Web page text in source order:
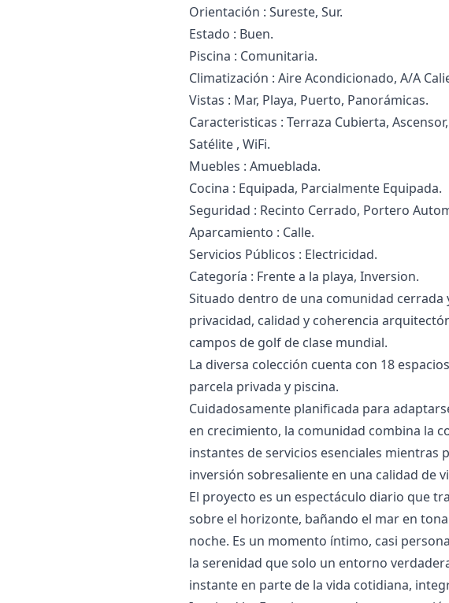
Orientación : Sureste, Sur.
Estado : Buen.
Piscina : Comunitaria.
Climatización : Aire Acondicionado, A/A
Vistas : Mar, Playa, Puerto, Panorámicas.
Caracteristicas : Terraza Cubierta,
‌Satélite , WiFi.
Muebles : Amueblada.
Cocina ‌: ‌Equipada, ‌Parcialmente Equipada.
Seguridad : ‌Recinto ‌Cerrado, ‌Portero
Aparcamiento : ‌Calle.
Servicios Públicos : ‌Electricidad.
Categoría ‌: ‌Frente ‌a ‌la ‌playa, ‌Inversion.
Situado dentro de una comunidad
privacidad, calidad y coherencia
campos de golf de clase mundial.
La diversa colección cuenta con 18
parcela privada y piscina.
Cuidadosamente planificada para
en crecimiento, la comunidad combina la
instantes de servicios ‌esenciales
inversión sobresaliente ‌en ‌una ‌calidad ‌de
El proyecto es un espectáculo diario que
sobre el horizonte, bañando el mar en
noche. Es un momento íntimo, casi
la serenidad que solo un entorno
instante en parte de la vida cotidiana,